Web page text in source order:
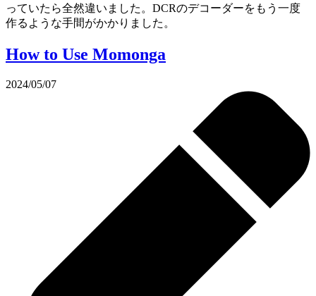
っていたら全然違いました。DCRのデコーダーをもう一度
作るような手間がかかりました。
How to Use Momonga
2024/05/07